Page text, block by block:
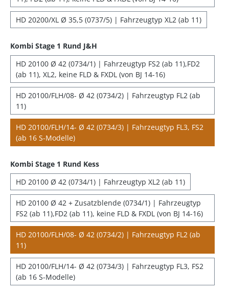
HD 20200/XL Ø 35,5 (0737/5) | Fahrzeugtyp XL2 (ab 11)
Kombi Stage 1 Rund J&H
HD 20100 Ø 42 (0734/1) | Fahrzeugtyp FS2 (ab 11),FD2
(ab 11), XL2, keine FLD & FXDL (von BJ 14-16)
HD 20100/FLH/08- Ø 42 (0734/2) | Fahrzeugtyp FL2 (ab
11)
HD 20100/FLH/14- Ø 42 (0734/3) | Fahrzeugtyp FL3, FS2
(ab 16 S-Modelle)
Kombi Stage 1 Rund Kess
HD 20100 Ø 42 (0734/1) | Fahrzeugtyp XL2 (ab 11)
HD 20100 Ø 42 + Zusatzblende (0734/1) | Fahrzeugtyp
FS2 (ab 11),FD2 (ab 11), keine FLD & FXDL (von BJ 14-16)
HD 20100/FLH/08- Ø 42 (0734/2) | Fahrzeugtyp FL2 (ab
11)
HD 20100/FLH/14- Ø 42 (0734/3) | Fahrzeugtyp FL3, FS2
(ab 16 S-Modelle)